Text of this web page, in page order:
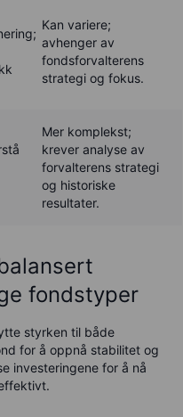
Kan variere;
avhenger av
fondsforvalterens
strategi og fokus.
Mer komplekst;
krever analyse av
forvalterens strategi
og historiske
resultater.
fondstyper
styrken til både
for å oppnå stabilitet og
investeringene for å nå